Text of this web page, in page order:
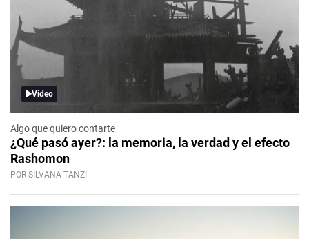
Video
Algo que quiero contarte
¿Qué pasó ayer?: la memoria, la verdad y el efecto
Rashomon
POR SILVANA TANZI